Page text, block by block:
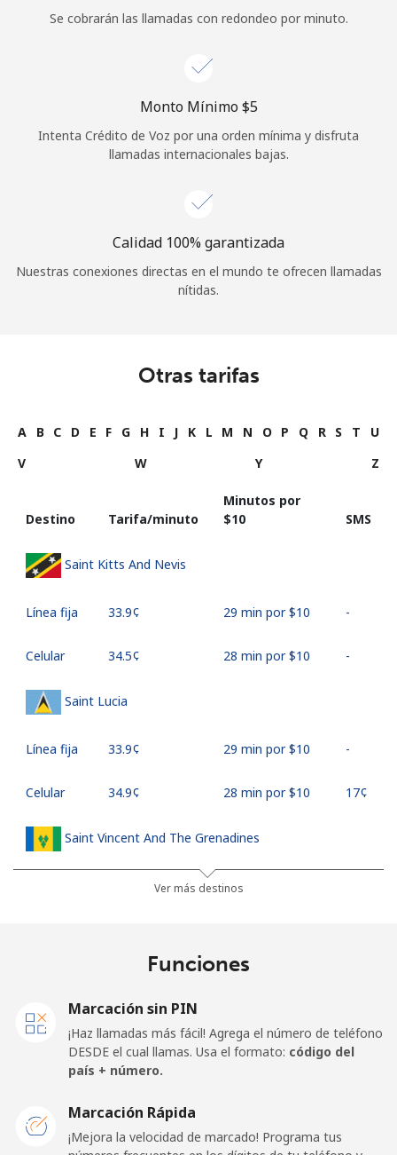
Continuar con
Se cobrarán las llamadas con redondeo por minuto.
Monto Mínimo ⁦$5⁩
Intenta Crédito de Voz por una orden mínima y disfruta
llamadas internacionales bajas.
Calidad 100% garantizada
Nuestras conexiones directas en el mundo te ofrecen llamadas
nítidas.
Otras tarifas
A B C D E F G H I J K L M N O P Q R S T
U
V
W Y Z
Destino Tarifa/minuto
Minutos por
⁦$10⁩
SMS
Saint Kitts And Nevis
Línea fija ⁦33.9¢⁩ 29 min por ⁦$10⁩ -
Celular ⁦34.5¢⁩ 28 min por ⁦$10⁩ -
Saint Lucia
Línea fija ⁦33.9¢⁩ 29 min por ⁦$10⁩ -
Celular ⁦34.9¢⁩ 28 min por ⁦$10⁩ ⁦17¢⁩
Saint Vincent And The Grenadines
32 min por ⁦$10⁩
Línea fija
⁦133.9¢⁩
San Marino
Ver más destinos
Funciones
Marcación sin PIN
¡Haz llamadas más fácil! Agrega el número de teléfono
DESDE el cual llamas. Usa el formato: código del
país + número.
Marcación Rápida
¡Mejora la velocidad de marcado! Programa tus